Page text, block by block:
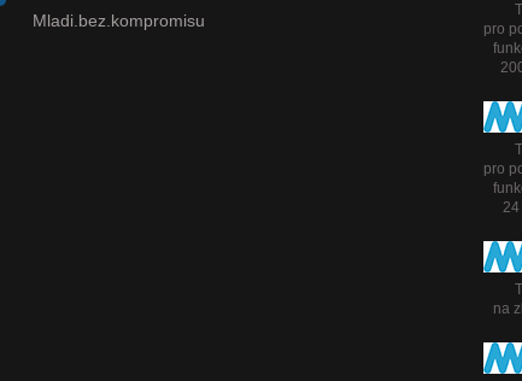
Mladi.bez.kompromisu
pro
pro
24
na